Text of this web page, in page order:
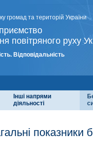
громад та територій України
повітряного руху
Відповідальність
Інші напрями
діяльності
показники